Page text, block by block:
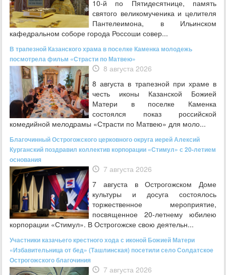
10-й по Пятидесятнице, память
святого великомученика и целителя
Пантелеимона, в Ильинском
кафедральном соборе города Россоши совер...
В трапезной Казанского храма в поселке Каменка молодежь
посмотрела фильм «Страсти по Матвею»
8 августа 2026
8 августа в трапезной при храме в
честь иконы Казанской Божией
Матери в поселке Каменка
состоялся показ российской
комедийной мелодрамы «Страсти по Матвею» для моло...
Благочинный Острогожского церковного округа иерей Алексий
Курганский поздравил коллектив корпорации «Стимул» с 20-летием
основания
7 августа 2026
7 августа в Острогожском Доме
культуры и досуга состоялось
торжественное мероприятие,
посвященное 20‑летнему юбилею
корпорации «Стимул». В Острогожске свою деятельн...
Участники казачьего крестного хода с иконой Божией Матери
«Избавительница от бед» (Ташлинская) посетили село Солдатское
Острогожского благочиния
7 августа 2026